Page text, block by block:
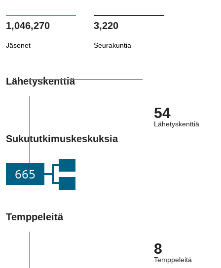
1,046,270
Jäsenet
3,220
Seurakuntia
Lähetyskenttiä
54
Lähetyskenttiä
Sukututkimuskeskuksia
665
Temppeleitä
8
Temppeleitä